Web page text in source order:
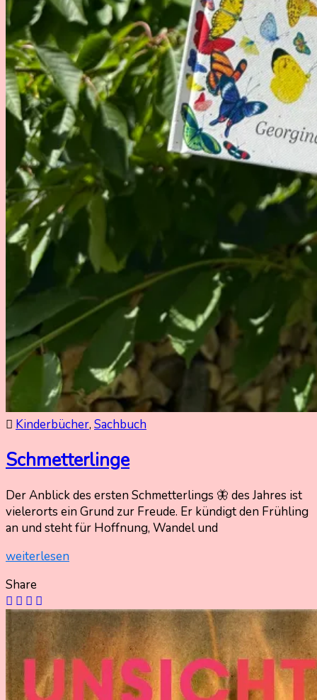
Kinderbücher, Sachbuch
Schmetterlinge
12.
Juni
Juni
2026
Nadine
Kammer
Der Anblick des ersten Schmetterlings 🦋 des Jahres ist
vielerorts ein Grund zur Freude. Er kündigt den Frühling
an und steht für Hoffnung, Wandel und
weiterlesen
Share